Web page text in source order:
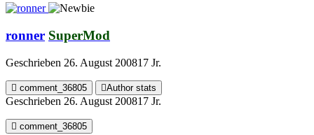
ronner SuperMod
Geschrieben 26. August 200817 Jr.
comment_36805 Author stats
Geschrieben 26. August 200817 Jr.
comment_36805